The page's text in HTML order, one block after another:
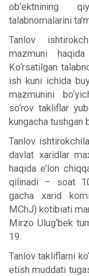
ob’ektnining
talabnomalarini
Tanlov
mazmuni
Ko‘rsatilgan
ish kuni ichida
mazmunini
so‘rov takliflar
kungacha tushgan
Tanlov
davlat xaridlar
haqida e’lon
qilinadi – soat
gacha xarid
MChJ) kotibiati
Mirzo Ulug‘bek
19.
Tanlov takliflarni
etish muddati